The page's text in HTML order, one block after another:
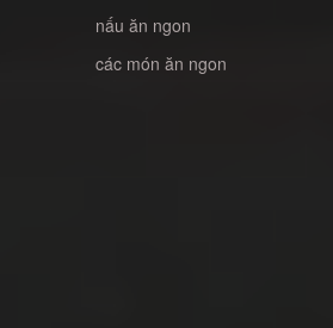
nấu ăn ngon
các món ăn ngon